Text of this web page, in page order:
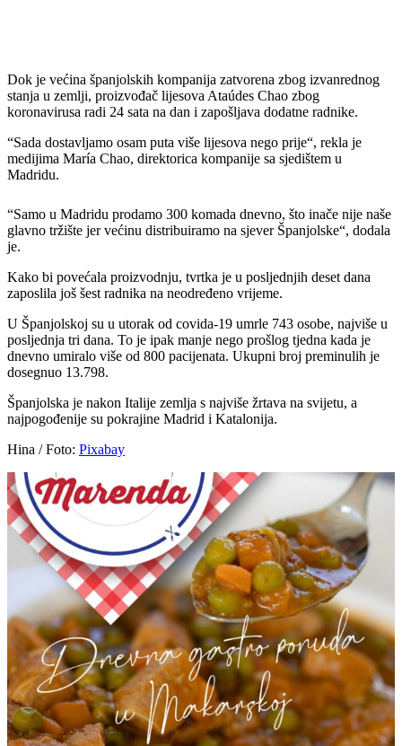
Dok je većina španjolskih kompanija zatvorena zbog izvanrednog
stanja u zemlji, proizvođač lijesova Ataúdes Chao zbog
koronavirusa radi 24 sata na dan i zapošljava dodatne radnike.
“Sada dostavljamo osam puta više lijesova nego prije“, rekla je
medijima María Chao, direktorica kompanije sa sjedištem u
Madridu.
“Samo u Madridu prodamo 300 komada dnevno, što inače nije naše
glavno tržište jer većinu distribuiramo na sjever Španjolske“, dodala
je.
Kako bi povećala proizvodnju, tvrtka je u posljednjih deset dana
zaposlila još šest radnika na neodređeno vrijeme.
U Španjolskoj su u utorak od covida-19 umrle 743 osobe, najviše u
posljednja tri dana. To je ipak manje nego prošlog tjedna kada je
dnevno umiralo više od 800 pacijenata. Ukupni broj preminulih je
dosegnuo 13.798.
Španjolska je nakon Italije zemlja s najviše žrtava na svijetu, a
najpogođenije su pokrajine Madrid i Katalonija.
Hina / Foto: Pixabay